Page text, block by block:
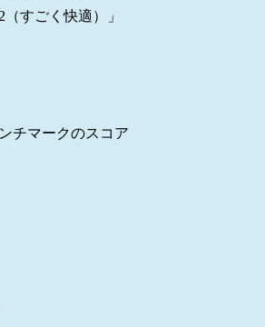
すごく快適）」
チマークのスコア